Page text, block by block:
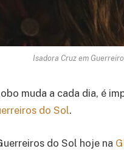
Isadora Cruz em
muda a cada dia, é
do Sol.
do Sol hoje na